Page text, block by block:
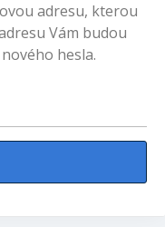
adresu, kterou
Vám budou
hesla.